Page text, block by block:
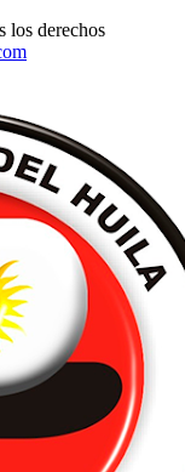
los derechos